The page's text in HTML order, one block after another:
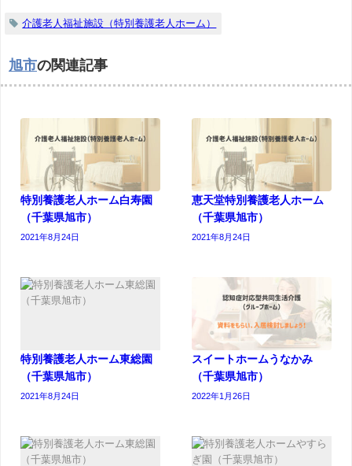
介護老人福祉施設（特別養護老人ホーム）
旭市の関連記事
特別養護老人ホーム白寿園
（千葉県旭市）
2021年8月24日
恵天堂特別養護老人ホーム
（千葉県旭市）
2021年8月24日
特別養護老人ホーム東総園
（千葉県旭市）
2021年8月24日
スイートホームうなかみ
（千葉県旭市）
2022年1月26日